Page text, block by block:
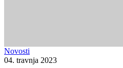
Novosti
04. travnja 2023